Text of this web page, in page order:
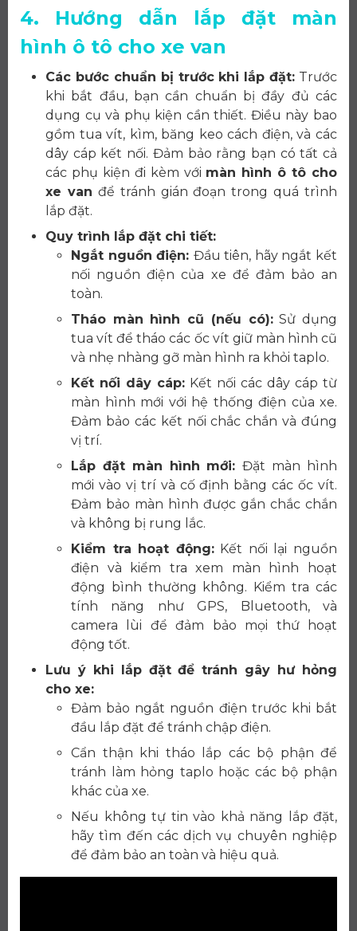
4. Hướng dẫn lắp đặt màn
hình ô tô cho xe van
Các bước chuẩn bị trước khi lắp đặt: Trước
khi bắt đầu, bạn cần chuẩn bị đầy đủ các
dụng cụ và phụ kiện cần thiết. Điều này bao
gồm tua vít, kìm, băng keo cách điện, và các
dây cáp kết nối. Đảm bảo rằng bạn có tất cả
các phụ kiện đi kèm với màn hình ô tô cho
xe van để tránh gián đoạn trong quá trình
lắp đặt.
Quy trình lắp đặt chi tiết:
Ngắt nguồn điện: Đầu tiên, hãy ngắt kết
nối nguồn điện của xe để đảm bảo an
toàn.
Tháo màn hình cũ (nếu có):Sử dụng
tua vít để tháo các ốc vít giữ màn hình cũ
và nhẹ nhàng gỡ màn hình ra khỏi taplo.
Kết nối dây cáp: Kết nối các dây cáp từ
màn hình mới với hệ thống điện của xe.
Đảm bảo các kết nối chắc chắn và đúng
vị trí.
Lắp đặt màn hình mới:Đặt màn hình
mới vào vị trí và cố định bằng các ốc vít.
Đảm bảo màn hình được gắn chắc chắn
và không bị rung lắc.
Kiểm tra hoạt động:Kết nối lại nguồn
điện và kiểm tra xem màn hình hoạt
động bình thường không. Kiểm tra các
tính năng như GPS, Bluetooth, và
camera lùi để đảm bảo mọi thứ hoạt
động tốt.
Lưu ý khi lắp đặt để tránh gây hư hỏng
cho xe:
Đảm bảo ngắt nguồn điện trước khi bắt
đầu lắp đặt để tránh chập điện.
Cẩn thận khi tháo lắp các bộ phận để
tránh làm hỏng taplo hoặc các bộ phận
khác của xe.
Nếu không tự tin vào khả năng lắp đặt,
hãy tìm đến các dịch vụ chuyên nghiệp
để đảm bảo an toàn và hiệu quả.